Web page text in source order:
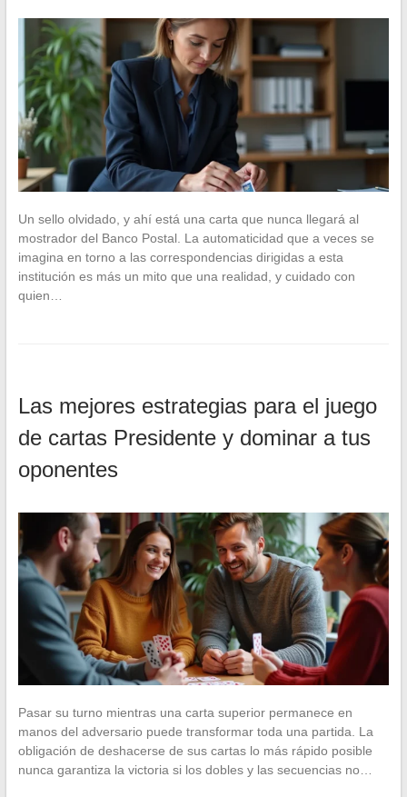
Un sello olvidado, y ahí está una carta que nunca llegará al
mostrador del Banco Postal. La automaticidad que a veces se
imagina en torno a las correspondencias dirigidas a esta
institución es más un mito que una realidad, y cuidado con
quien…
Las mejores estrategias para el juego
de cartas Presidente y dominar a tus
oponentes
Pasar su turno mientras una carta superior permanece en
manos del adversario puede transformar toda una partida. La
obligación de deshacerse de sus cartas lo más rápido posible
nunca garantiza la victoria si los dobles y las secuencias no…